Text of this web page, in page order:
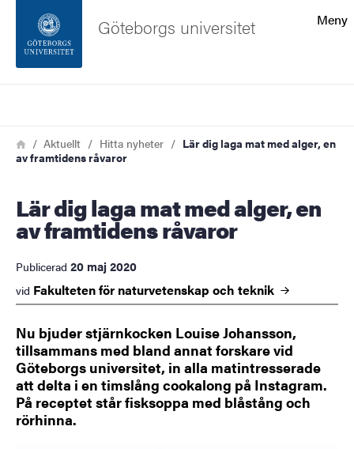
Sidfoten
Om webbplatsen
Meny
Göteborgs universitet
Länkstig
HemAktuellt Hitta nyheter
Lär dig laga mat med alger, en
av framtidens råvaror
Lär dig laga mat med alger, en
av framtidens råvaror
Publicerad 20 maj 2020
vid Fakulteten för naturvetenskap och teknik
Nu bjuder stjärnkocken Louise Johansson,
tillsammans med bland annat forskare vid
Göteborgs universitet, in alla matintresserade
att delta i en timslång cookalong på Instagram.
På receptet står fisksoppa med blåstång och
rörhinna.